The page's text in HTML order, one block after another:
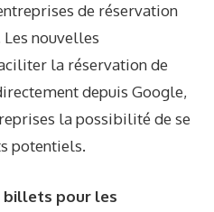
de réservation
nouvelles
la réservation de
depuis Google,
la possibilité de se
potentiels.
billets pour les